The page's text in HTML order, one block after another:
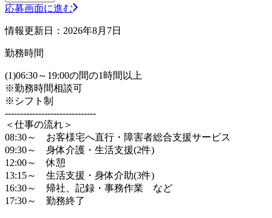
応募画面に進む
情報更新日：2026年8月7日
勤務時間
(1)06:30～19:00の間の1時間以上
※勤務時間相談可
※シフト制
------------------------------
＜仕事の流れ＞
08:30～ お客様宅へ直行・障害者総合支援サービス
09:30～ 身体介護・生活支援(2件)
12:00～ 休憩
13:15～ 生活支援・身体介助(3件)
16:30～ 帰社、記録・事務作業 など
17:30～ 勤務終了